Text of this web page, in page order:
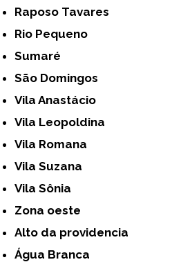
Raposo Tavares
Rio Pequeno
Sumaré
São Domingos
Vila Anastácio
Vila Leopoldina
Vila Romana
Vila Suzana
Vila Sônia
Zona oeste
alto da providencia
Água Branca